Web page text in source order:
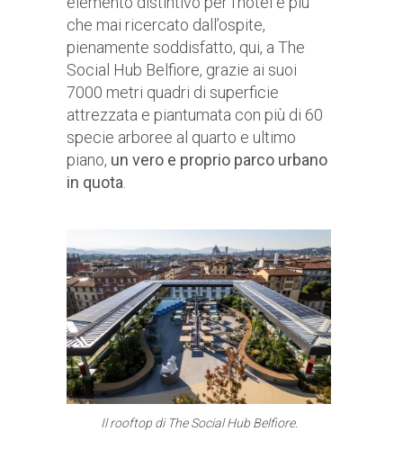
che mai ricercato dall’ospite,
pienamente soddisfatto, qui, a The
Social Hub Belfiore, grazie ai suoi
7000 metri quadri di superficie
attrezzata e piantumata con più di 60
specie arboree al quarto e ultimo
piano, un vero e proprio parco urbano
in quota
Il rooftop di The Social Hub Belfiore.